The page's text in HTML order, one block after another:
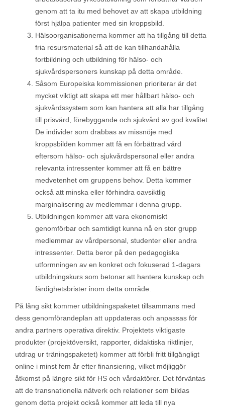
genom att ta itu med behovet av att skapa utbildning
först hjälpa patienter med sin kroppsbild.
Hälsoorganisationerna kommer att ha tillgång till detta
fria resursmaterial så att de kan tillhandahålla
fortbildning och utbildning för hälso- och
sjukvårdspersoners kunskap på detta område.
Såsom Europeiska kommissionen prioriterar är det
mycket viktigt att skapa ett mer hållbart hälso- och
sjukvårdssystem som kan hantera att alla har tillgång
till prisvärd, förebyggande och sjukvård av god kvalitet.
De individer som drabbas av missnöje med
kroppsbilden kommer att få en förbättrad vård
eftersom hälso- och sjukvårdspersonal eller andra
relevanta intressenter kommer att få en bättre
medvetenhet om gruppens behov. Detta kommer
också att minska eller förhindra oavsiktlig
marginalisering av medlemmar i denna grupp.
Utbildningen kommer att vara ekonomiskt
genomförbar och samtidigt kunna nå en stor grupp
medlemmar av vårdpersonal, studenter eller andra
intressenter. Detta beror på den pedagogiska
utformningen av en konkret och fokuserad 1-dagars
utbildningskurs som betonar att hantera kunskap och
färdighetsbrister inom detta område.
På lång sikt kommer utbildningspaketet tillsammans med
dess genomförandeplan att uppdateras och anpassas för
andra partners operativa direktiv. Projektets viktigaste
produkter (projektöversikt, rapporter, didaktiska riktlinjer,
utdrag ur träningspaketet) kommer att förbli fritt tillgängligt
online i minst fem år efter finansiering, vilket möjliggör
åtkomst på längre sikt för HS och vårdaktörer. Det förväntas
att de transnationella nätverk och relationer som bildas
genom detta projekt också kommer att leda till nya